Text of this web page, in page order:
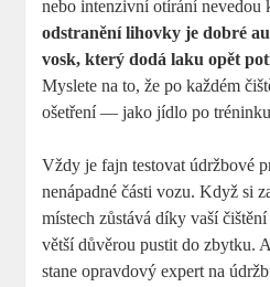
nebo intenzivní otírání nevedou
odstranění lihovky je dobré
vosk, který dodá laku opět
Myslete na to, že po každém
ošetření — jako jídlo po
Vždy je fajn testovat údržbové
nenápadné části vozu. Když si
místech zůstává díky vaší
větší důvěrou pustit do zbytku.
stane opravdový expert na